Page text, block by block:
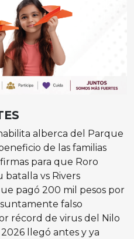
alberca del Parque
de las familias
para que Roro
vs Rivers
pagó 200 mil pesos por
falso
récord de virus del Nilo
llegó antes y ya